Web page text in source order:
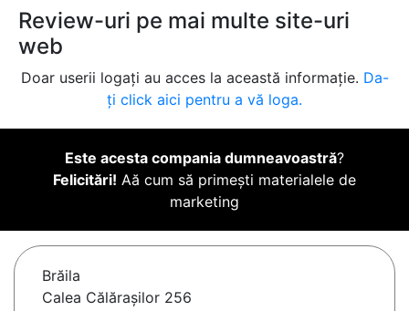
Review-uri pe mai multe site-uri
web
Doar userii logați au acces la această informație. Da-
ți click aici pentru a vă loga.
Este acesta compania dumneavoastră?
Felicitări! Aă cum să primești materialele de
marketing
Brăila
Calea Călărașilor 256